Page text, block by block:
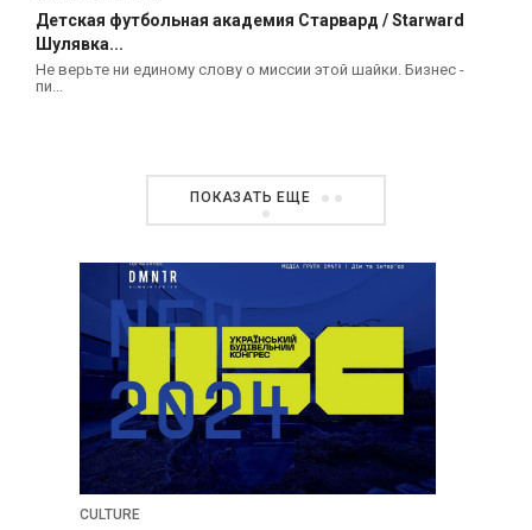
Детская футбольная академия Старвард / Starward
Шулявка...
Не верьте ни единому слову о миссии этой шайки. Бизнес -
пи...
ПОКАЗАТЬ ЕЩЕ
CULTURE